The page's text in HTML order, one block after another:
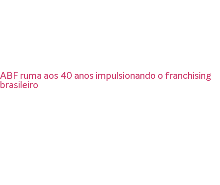
ABF ruma aos 40 anos impulsionando o franchising
brasileiro